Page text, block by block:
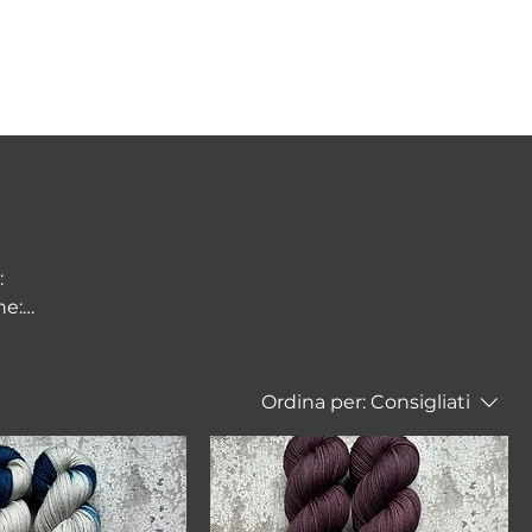
Ordina per: Consigliati